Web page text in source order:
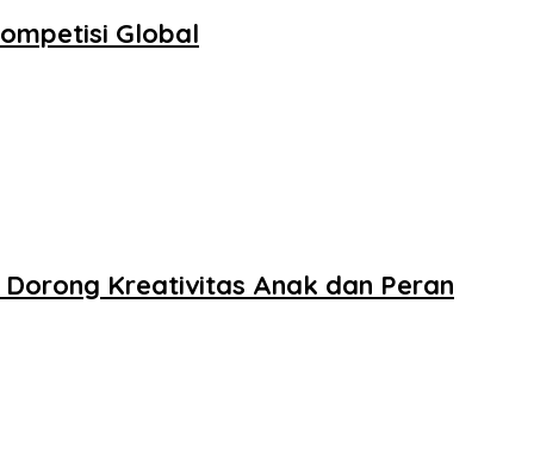
Global
Kreativitas Anak dan Peran